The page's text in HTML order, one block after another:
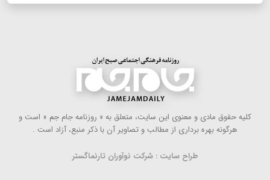
كلیه حقوق مادی و معنوی این سایت، متعلق به « روزنامه جام جم » است و
هرگونه بهره ‌برداری از مطالب و تصاویر آن با ذكر منبع، آزاد است .
طراح سایت : شرکت نوآوران تارنماگستر